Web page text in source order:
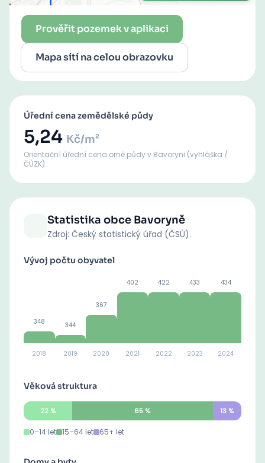
Prověřit pozemek v aplikaci
Mapa sítí na celou obrazovku
Úřední cena zemědělské půdy
5,24 Kč/m²
Orientační úřední cena orné půdyv Bavoryni (vyhláška /
ČÚZK).
Statistika obce Bavoryně
Zdroj: Český statistický úřad (ČSÚ).
Vývoj počtu obyvatel
348
2018
344
2019
367
2020
402
2021
422
2022
433
2023
434
2024
Věková struktura
22 % 65 % 13 %
0–14 let 15–64 let 65+ let